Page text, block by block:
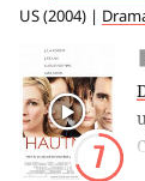
US(2004) |
7